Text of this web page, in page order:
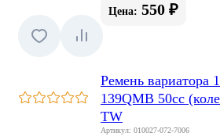
Цена: 550 ₽
Ремень вариатора
139QMB 50сс
TW
Артикул: 010027-072-7006